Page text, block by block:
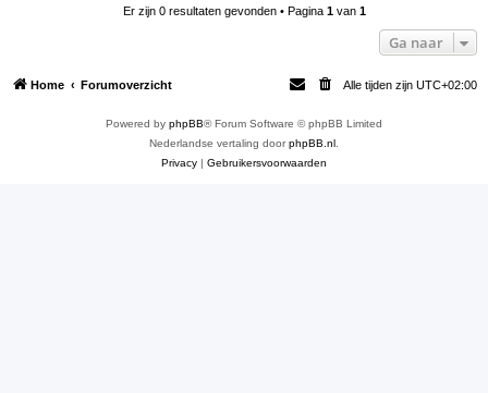
Er zijn 0 resultaten gevonden • Pagina 1van 1
Ga naar
Home Forumoverzicht Alle tijden zijn UTC+02:00
Powered by phpBB® Forum Software © phpBB Limited
Nederlandse vertaling doorphpBB.nl
Privacy | Gebruikersvoorwaarden